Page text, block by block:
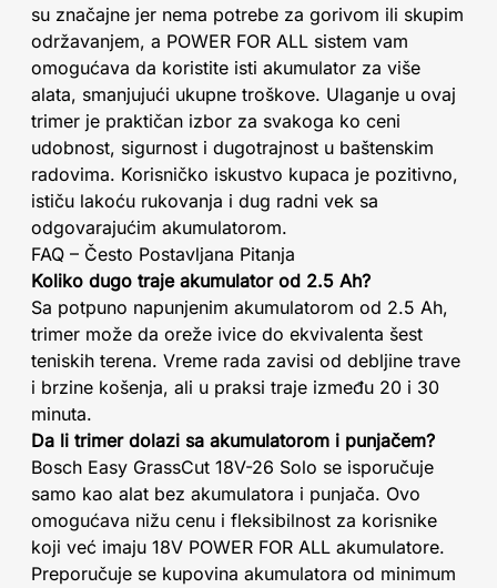
su značajne jer nema potrebe za gorivom ili skupim
održavanjem, a POWER FOR ALL sistem vam
omogućava da koristite isti akumulator za više
alata, smanjujući ukupne troškove. Ulaganje u ovaj
trimer je praktičan izbor za svakoga ko ceni
udobnost, sigurnost i dugotrajnost u baštenskim
radovima. Korisničko iskustvo kupaca je pozitivno,
ističu lakoću rukovanja i dug radni vek sa
odgovarajućim akumulatorom.
FAQ – Često Postavljana Pitanja
Koliko dugo traje akumulator od 2.5 Ah?
Sa potpuno napunjenim akumulatorom od 2.5 Ah,
trimer može da oreže ivice do ekvivalenta šest
teniskih terena. Vreme rada zavisi od debljine trave
i brzine košenja, ali u praksi traje između 20 i 30
minuta.
Da li trimer dolazi sa akumulatorom i punjačem?
Bosch Easy GrassCut 18V-26 Solo se isporučuje
samo kao alat bez akumulatora i punjača. Ovo
omogućava nižu cenu i fleksibilnost za korisnike
koji već imaju 18V POWER FOR ALL akumulatore.
Preporučuje se kupovina akumulatora od minimum